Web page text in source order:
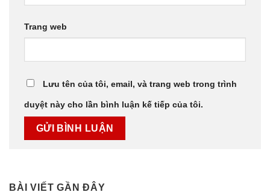
Trang web
Lưu tên của tôi, email, và trang web trong trình
duyệt này cho lần bình luận kế tiếp của tôi.
BÀI VIẾT GẦN ĐÂY